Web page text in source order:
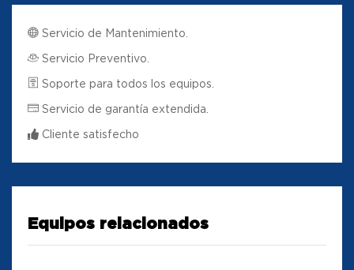
Servicio de Mantenimiento.
Servicio Preventivo.
Soporte para todos los equipos.
Servicio de garantía extendida.
Cliente satisfecho
Equipos relacionados